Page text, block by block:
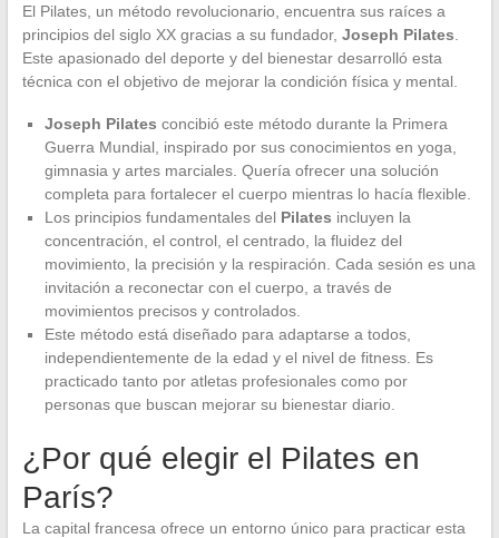
El Pilates, un método revolucionario, encuentra sus raíces a
principios del siglo XX gracias a su fundador, Joseph Pilates
Este apasionado del deporte y del bienestar desarrolló esta
técnica con el objetivo de mejorar la condición física y mental.
Joseph Pilates concibió este método durante la Primera
Guerra Mundial, inspirado por sus conocimientos en yoga,
gimnasia y artes marciales. Quería ofrecer una solución
completa para fortalecer el cuerpo mientras lo hacía flexible.
Los principios fundamentales del Pilates incluyen la
concentración, el control, el centrado, la fluidez del
movimiento, la precisión y la respiración. Cada sesión es una
invitación a reconectar con el cuerpo, a través de
movimientos precisos y controlados.
Este método está diseñado para adaptarse a todos,
independientemente de la edad y el nivel de fitness. Es
practicado tanto por atletas profesionales como por
personas que buscan mejorar su bienestar diario.
¿Por qué elegir el Pilates en
París?
La capital francesa ofrece un entorno único para practicar esta